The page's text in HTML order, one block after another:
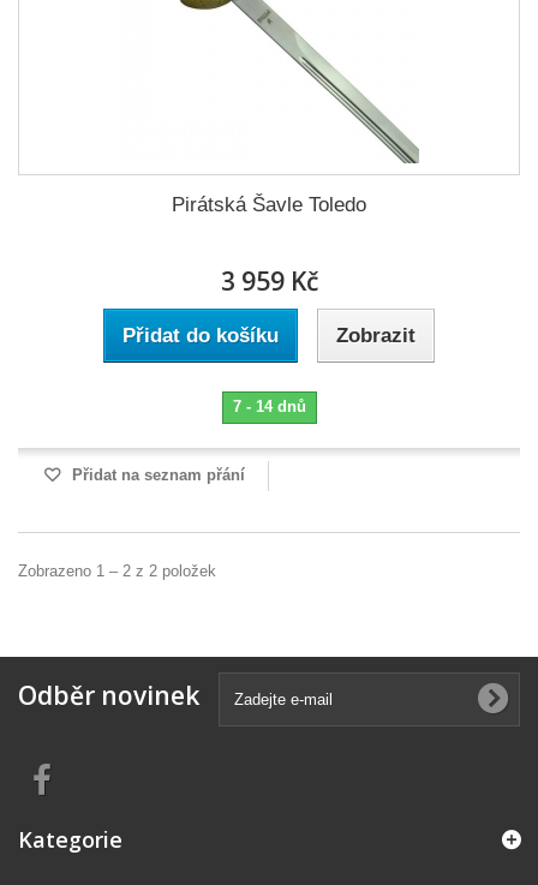
Pirátská Šavle Toledo
3 959 Kč
Přidat do košíku Zobrazit
7 - 14 dnů
Přidat na seznam přání
Zobrazeno 1 – 2 z 2 položek
Odběr novinek
Kategorie